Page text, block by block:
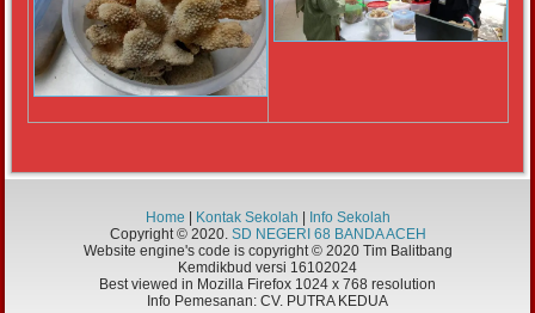
Home Kontak Sekolah
Info Sekolah
Copyright © 2020. SD NEGERI 68 BANDA ACEH
Website engine's code is copyright © 2020 Tim Balitbang
Kemdikbud versi 16102024
Best viewed in Mozilla Firefox 1024 x 768 resolution
Info Pemesanan: CV. PUTRA KEDUA